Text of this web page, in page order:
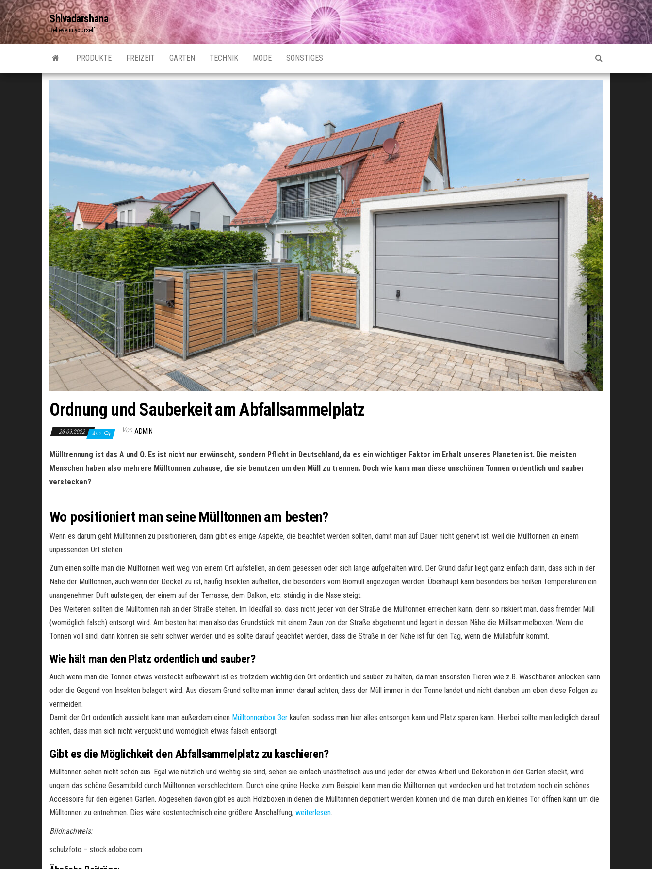
Zum
Inhalt
springen
Shivadarshana
Believe in yourself
PRODUKTE FREIZEIT GARTEN TECHNIK MODE SONSTIGES
Ordnung und Sauberkeit am Abfallsammelplatz
26.09.2022 Aus Von ADMIN
Mülltrennung ist das A und O. Es ist nicht nur erwünscht, sondern Pflicht in Deutschland, da es ein wichtiger Faktor im Erhalt unseres Planeten ist. Die meisten
Menschen haben also mehrere Mülltonnen zuhause, die sie benutzen um den Müll zu trennen. Doch wie kann man diese unschönen Tonnen ordentlich und sauber
verstecken?
Wo positioniert man seine Mülltonnen am besten?
Wenn es darum geht Mülltonnen zu positionieren, dann gibt es einige Aspekte, die beachtet werden sollten, damit man auf Dauer nicht genervt ist, weil die Mülltonnen an einem
unpassenden Ort stehen.
Zum einen sollte man die Mülltonnen weit weg von einem Ort aufstellen, an dem gesessen oder sich lange aufgehalten wird. Der Grund dafür liegt ganz einfach darin, dass sich in der
Nähe der Mülltonnen, auch wenn der Deckel zu ist, häufig Insekten aufhalten, die besonders vom Biomüll angezogen werden. Überhaupt kann besonders bei heißen Temperaturen ein
unangenehmer Duft aufsteigen, der einem auf der Terrasse, dem Balkon, etc. ständig in die Nase steigt.
Des Weiteren sollten die Mülltonnen nah an der Straße stehen. Im Idealfall so, dass nicht jeder von der Straße die Mülltonnen erreichen kann, denn so riskiert man, dass fremder Müll
(womöglich falsch) entsorgt wird. Am besten hat man also das Grundstück mit einem Zaun von der Straße abgetrennt und lagert in dessen Nähe die Müllsammelboxen. Wenn die
Tonnen voll sind, dann können sie sehr schwer werden und es sollte darauf geachtet werden, dass die Straße in der Nähe ist für den Tag, wenn die Müllabfuhr kommt.
Wie hält man den Platz ordentlich und sauber?
Auch wenn man die Tonnen etwas versteckt aufbewahrt ist es trotzdem wichtig den Ort ordentlich und sauber zu halten, da man ansonsten Tieren wie z.B. Waschbären anlocken kann
oder die Gegend von Insekten belagert wird. Aus diesem Grund sollte man immer darauf achten, dass der Müll immer in der Tonne landet und nicht daneben um eben diese Folgen zu
vermeiden.
Damit der Ort ordentlich aussieht kann man außerdem einen Mülltonnenbox 3er kaufen, sodass man hier alles entsorgen kann und Platz sparen kann. Hierbei sollte man lediglich darauf
achten, dass man sich nicht verguckt und womöglich etwas falsch entsorgt.
Gibt es die Möglichkeit den Abfallsammelplatz zu kaschieren?
Mülltonnen sehen nicht schön aus. Egal wie nützlich und wichtig sie sind, sehen sie einfach unästhetisch aus und jeder der etwas Arbeit und Dekoration in den Garten steckt, wird
ungern das schöne Gesamtbild durch Mülltonnen verschlechtern. Durch eine grüne Hecke zum Beispiel kann man die Mülltonnen gut verdecken und hat trotzdem noch ein schönes
Accessoire für den eigenen Garten. Abgesehen davon gibt es auch Holzboxen in denen die Mülltonnen deponiert werden können und die man durch ein kleines Tor öffnen kann um die
Mülltonnen zu entnehmen. Dies wäre kostentechnisch eine größere Anschaffung, weiterlesen.
Bildnachweis:
schulzfoto – stock.adobe.com